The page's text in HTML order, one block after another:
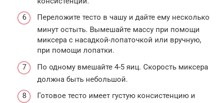
Переложите тесто в чашу и дайте ему несколько
минут остыть. Вымешайте массу при помощи
миксера с насадкой-лопаточкой или вручную,
при помощи лопатки.
По одному вмешайте 4-5 яиц. Скорость миксера
должна быть небольшой.
Готовое тесто имеет густую консистенцию и